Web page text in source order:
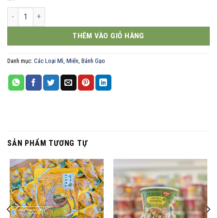
Bún bò Huế Hằng Nga 73g số lượng
THÊM VÀO GIỎ HÀNG
Danh mục: Các Loại Mì, Miến, Bánh Gạo
SẢN PHẨM TƯƠNG TỰ